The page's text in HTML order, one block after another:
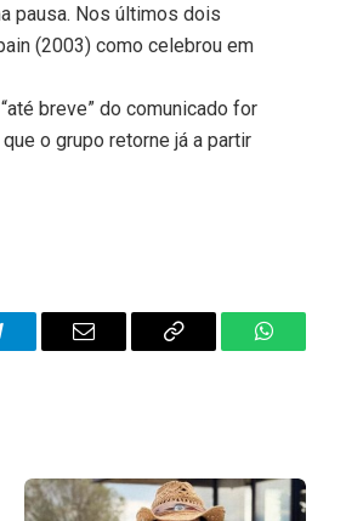
pausa. Nos últimos dois
(2003) como celebrou em
breve” do comunicado for
o grupo retorne já a partir
Email
Copy
WhatsApp